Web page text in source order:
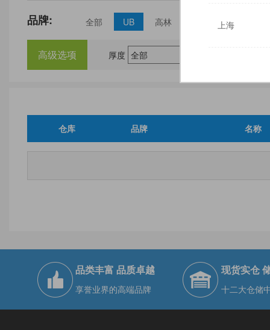
上海
品牌: 全部 UB 高林 中福
三威
建瓯福人
高级选项 厚度
仓库 品牌 名称
品类丰富 品质卓越
享誉业界的高端品牌
现货实仓
十二大仓储